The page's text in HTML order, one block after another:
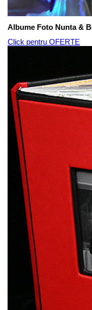
Albume Foto Nunta &
Click pentru OFERTE